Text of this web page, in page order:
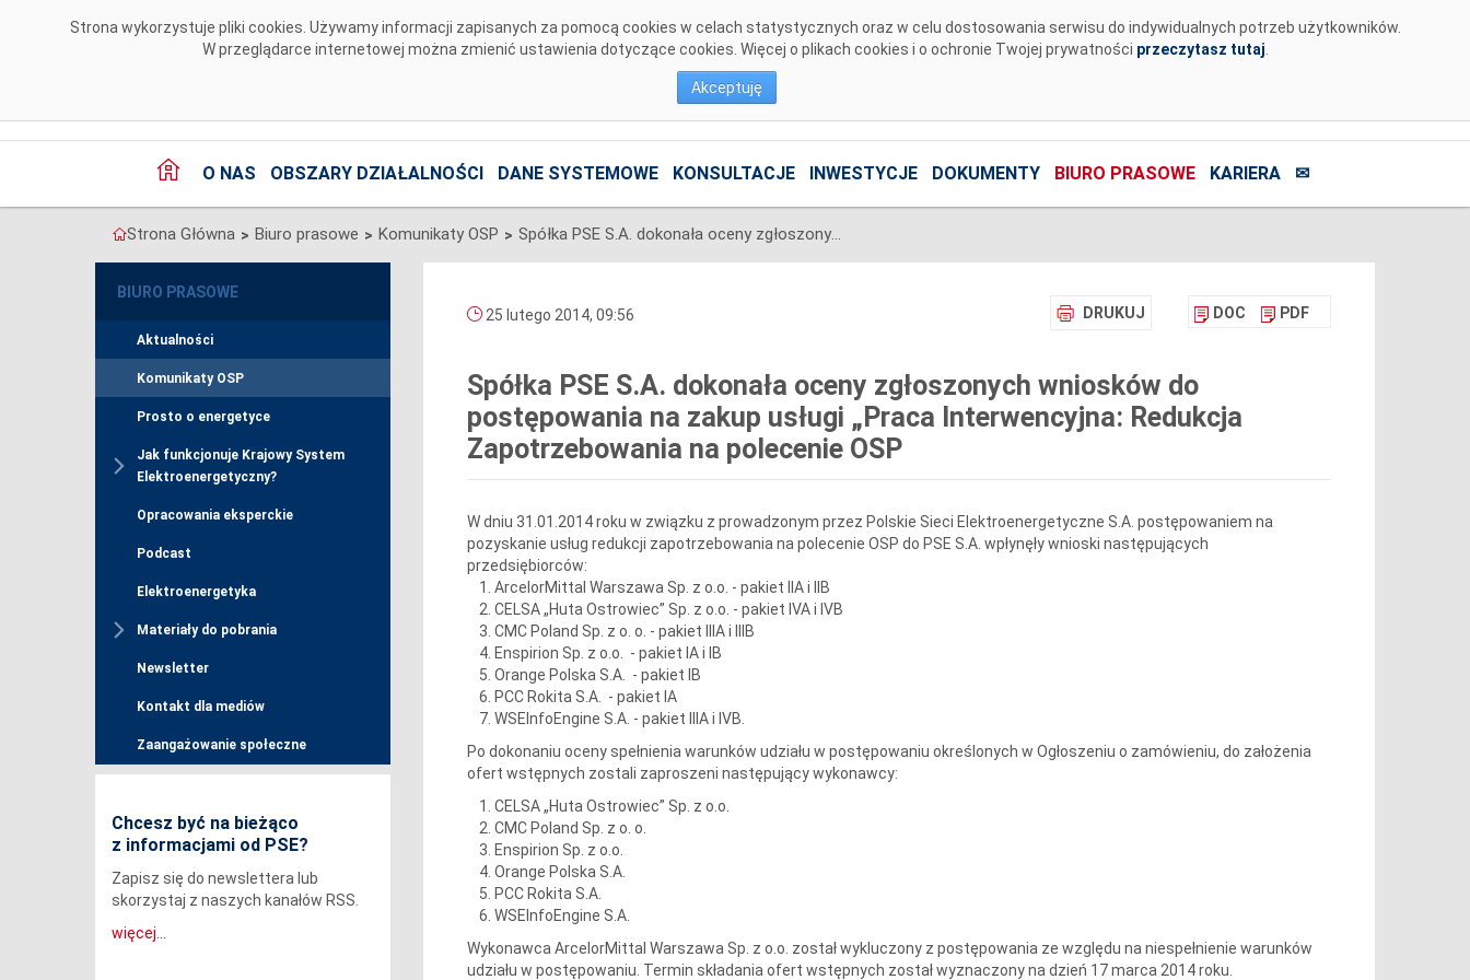
Strona wykorzystuje pliki cookies. Używamy informacji zapisanych za pomocą cookies w celach statystycznych oraz w celu dostosowania serwisu do indywidualnych potrzeb użytkowników.
W przeglądarce internetowej można zmienić ustawienia dotyczące cookies. Więcej o plikach cookies i o ochronie Twojej prywatności przeczytasz tutaj
Akceptuję
O NAS OBSZARY DZIAŁALNOŚCI DANE SYSTEMOWE KONSULTACJE INWESTYCJE DOKUMENTY BIURO PRASOWE KARIERA ✉
Strona Główna > Biuro prasowe > Komunikaty OSP > Spółka PSE S.A. dokonała oceny zgłoszonych wniosków do postępowania na zakup usługi „Praca Interwencyjna: Redukcja Zapotrzebowania na polecenie OSP
BIURO PRASOWE
Aktualności
Komunikaty OSP
Prosto o energetyce
Jak funkcjonuje Krajowy System
Elektroenergetyczny?
Opracowania eksperckie
Podcast
Elektroenergetyka
Materiały do pobrania
Newsletter
Kontakt dla mediów
Zaangażowanie społeczne
Chcesz być na bieżąco
z informacjami od PSE?
Zapisz się do newslettera lub
skorzystaj z naszych kanałów RSS.
więcej...
DRUKUJ DOC PDF
25 lutego 2014, 09:56
Spółka PSE S.A. dokonała oceny zgłoszonych wniosków do
postępowania na zakup usługi „Praca Interwencyjna: Redukcja
Zapotrzebowania na polecenie OSP
W dniu 31.01.2014 roku w związku z prowadzonym przez Polskie Sieci Elektroenergetyczne S.A. postępowaniem na
pozyskanie usług redukcji zapotrzebowania na polecenie OSP do PSE S.A. wpłynęły wnioski następujących
przedsiębiorców:
ArcelorMittal Warszawa Sp. z o.o. - pakiet IIA i IIB
CELSA „Huta Ostrowiec” Sp. z o.o. - pakiet IVA i IVB
CMC Poland Sp. z o. o. - pakiet IIIA i IIIB
Enspirion Sp. z o.o. - pakiet IA i IB
Orange Polska S.A. - pakiet IB
PCC Rokita S.A. - pakiet IA
WSEInfoEngine S.A. - pakiet IIIA i IVB.
Po dokonaniu oceny spełnienia warunków udziału w postępowaniu określonych w Ogłoszeniu o zamówieniu, do założenia
ofert wstępnych zostali zaproszeni następujący wykonawcy:
CELSA „Huta Ostrowiec” Sp. z o.o.
CMC Poland Sp. z o. o.
Enspirion Sp. z o.o.
Orange Polska S.A.
PCC Rokita S.A.
WSEInfoEngine S.A.
Wykonawca ArcelorMittal Warszawa Sp. z o.o. został wykluczony z postępowania ze względu na niespełnienie warunków
udziału w postępowaniu. Termin składania ofert wstępnych został wyznaczony na dzień 17 marca 2014 roku.